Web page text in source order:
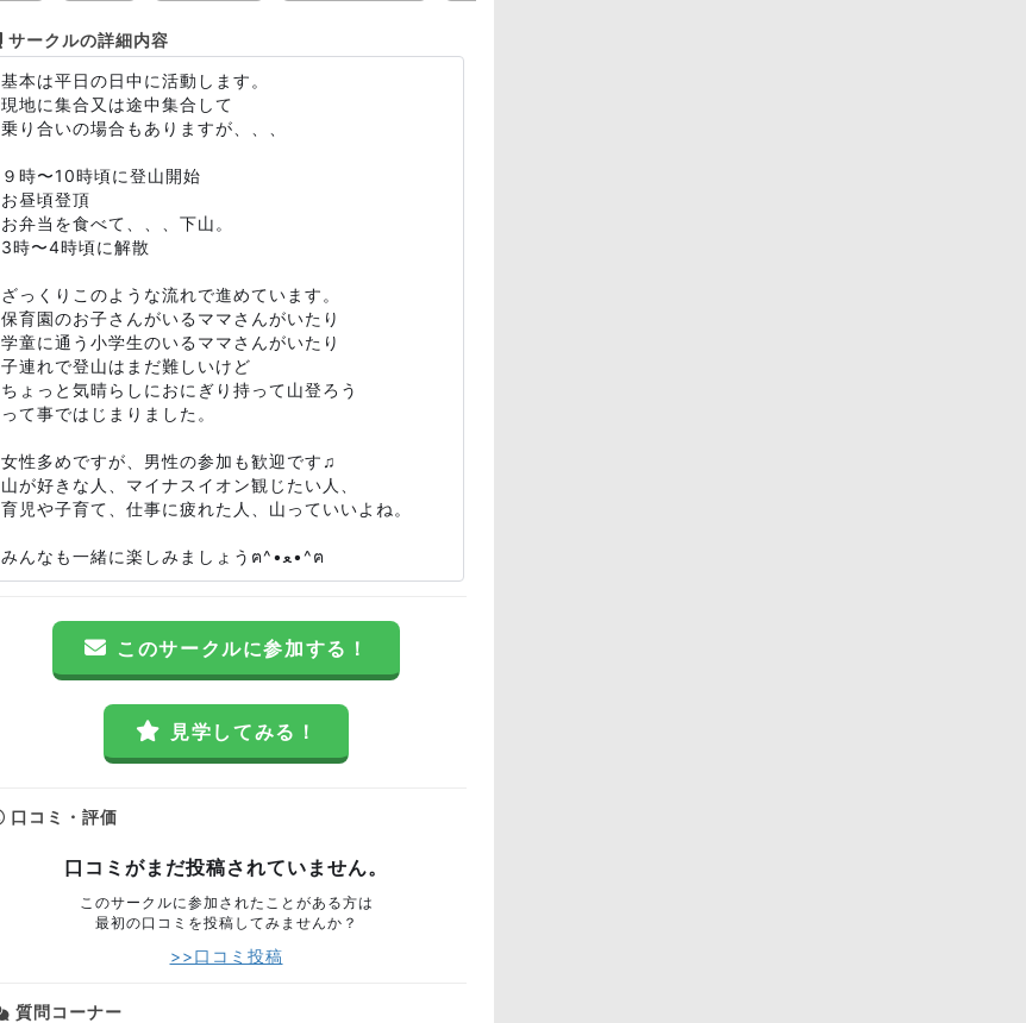
サークルの詳細内容
基本は平日の日中に活動します。
現地に集合又は途中集合して
乗り合いの場合もありますが、、、
９時〜10時頃に登山開始
お昼頃登頂
お弁当を食べて、、、下山。
3時〜4時頃に解散
ざっくりこのような流れで進めています。
保育園のお子さんがいるママさんがいたり
学童に通う小学生のいるママさんがいたり
子連れで登山はまだ難しいけど
ちょっと気晴らしにおにぎり持って山登ろう
って事ではじまりました。
女性多めですが、男性の参加も歓迎です♫
山が好きな人、マイナスイオン観じたい人、
育児や子育て、仕事に疲れた人、山っていいよね。
みんなも一緒に楽しみましょうฅ^•ﻌ•^ฅ
このサークルに参加する！
見学してみる！
口コミ・評価
口コミがまだ投稿されていません。
このサークルに参加されたことがある方は
最初の口コミを投稿してみませんか？
>>口コミ投稿
質問コーナー